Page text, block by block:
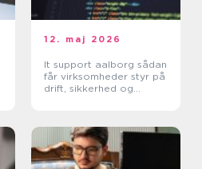
12. maj 2026
It support aalborg sådan
får virksomheder styr på
drift, sikkerhed og